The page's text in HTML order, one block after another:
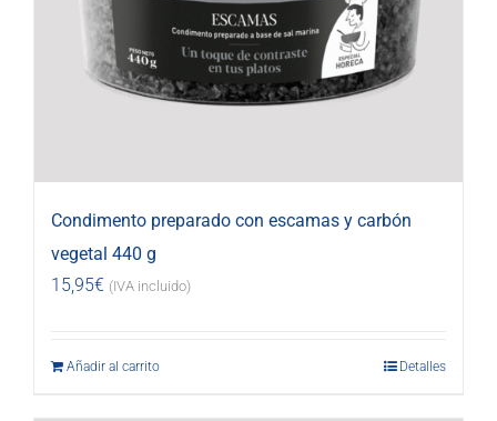
Condimento preparado con escamas y carbón
vegetal 440 g
15,95€ (IVA incluido)
Añadir al carrito Detalles